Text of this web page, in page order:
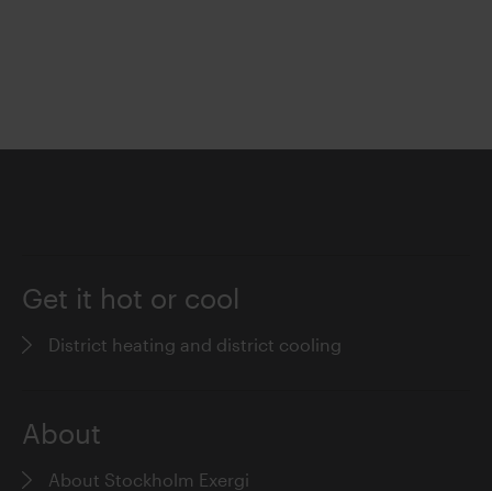
Get it hot or cool
District heating and district cooling
About
About Stockholm Exergi